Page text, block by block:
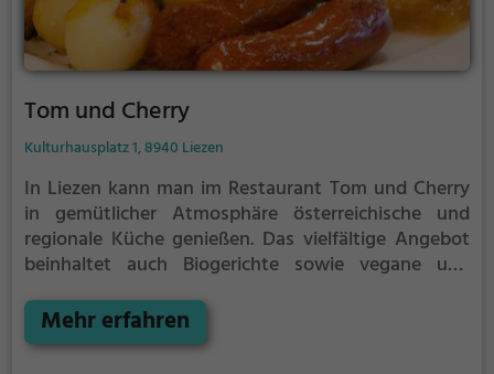
Tom und Cherry
Kulturhausplatz 1, 8940 Liezen
In Liezen kann man im Restaurant Tom und Cherry
in gemütlicher Atmosphäre österreichische und
regionale Küche genießen. Das vielfältige Angebot
beinhaltet auch Biogerichte sowie vegane und
Umgebung neue kulinarische Entdeckungen machen
und sich verwöhnen lassen. Die Speisekarte bietet
Mehr erfahren